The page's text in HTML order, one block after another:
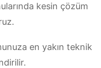
kesin çözüm
en yakın teknik